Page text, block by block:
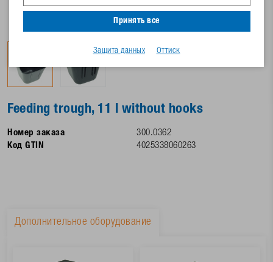
Feeding trough, 11 l without hooks
Номер заказа
300.0362
Код GTIN
4025338060263
Дополнительное оборудование
Принять все
Защита данных Оттиск